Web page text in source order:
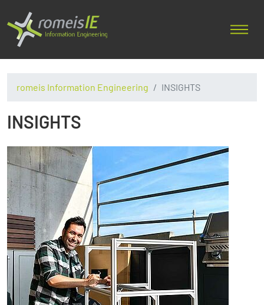
romeis Information Engineering INSIGHTS
INSIGHTS